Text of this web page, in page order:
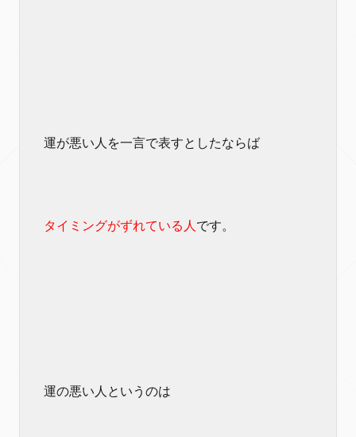
運が悪い人を一言で表すとしたならば
タイミングがずれている人 です。
運の悪い人というのは